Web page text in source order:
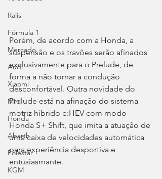
Ralis
Fórmula 1
Mercado
Audi
Xiaomi
Mini
Honda
Abarth
Polestar
KGM
Porém, de acordo com a Honda, a
suspensão e os travões serão afinados
exclusivamente para o Prelude, de
forma a não tornar a condução
desconfortável. Outra novidade do
Prelude está na afinação do sistema
motriz híbrido e:HEV com modo
Honda S+ Shift, que imita a atuação de
uma caixa de velocidades automática
para experiência desportiva e
entusiasmante.